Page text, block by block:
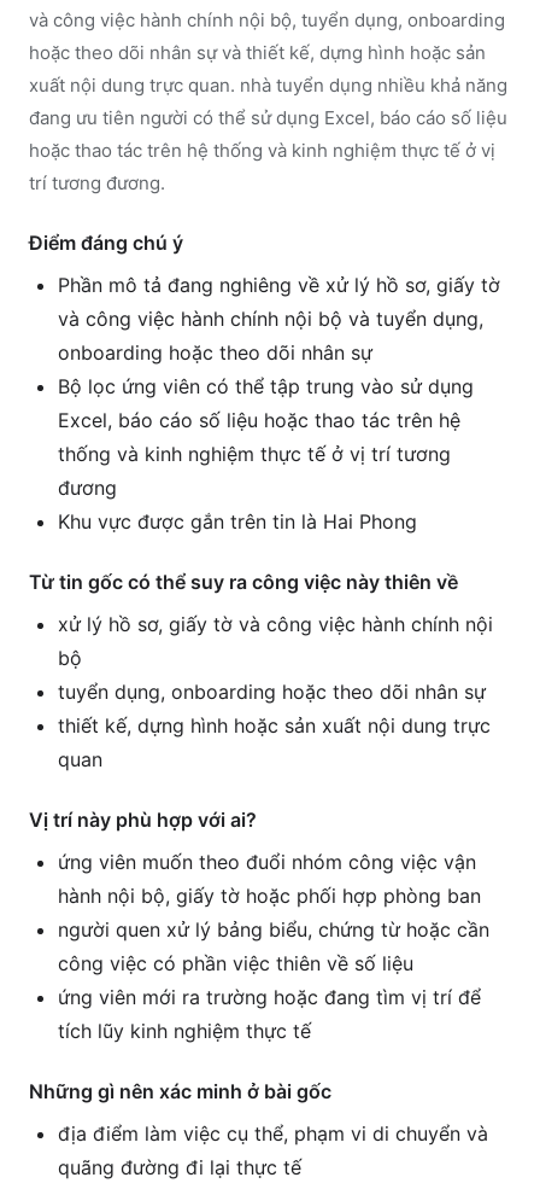
và công việc hành chính nội bộ, tuyển dụng, onboarding
hoặc theo dõi nhân sự và thiết kế, dựng hình hoặc sản
xuất nội dung trực quan. nhà tuyển dụng nhiều khả năng
đang ưu tiên người có thể sử dụng Excel, báo cáo số liệu
hoặc thao tác trên hệ thống và kinh nghiệm thực tế ở vị
trí tương đương.
Điểm đáng chú ý
Phần mô tả đang nghiêng về xử lý hồ sơ, giấy tờ
và công việc hành chính nội bộ và tuyển dụng,
onboarding hoặc theo dõi nhân sự
Bộ lọc ứng viên có thể tập trung vào sử dụng
Excel, báo cáo số liệu hoặc thao tác trên hệ
thống và kinh nghiệm thực tế ở vị trí tương
đương
Khu vực được gắn trên tin là Hai Phong
Từ tin gốc có thể suy ra công việc này thiên về
xử lý hồ sơ, giấy tờ và công việc hành chính nội
bộ
tuyển dụng, onboarding hoặc theo dõi nhân sự
thiết kế, dựng hình hoặc sản xuất nội dung trực
quan
Vị trí này phù hợp với ai?
ứng viên muốn theo đuổi nhóm công việc vận
hành nội bộ, giấy tờ hoặc phối hợp phòng ban
người quen xử lý bảng biểu, chứng từ hoặc cần
công việc có phần việc thiên về số liệu
ứng viên mới ra trường hoặc đang tìm vị trí để
tích lũy kinh nghiệm thực tế
Những gì nên xác minh ở bài gốc
địa điểm làm việc cụ thể, phạm vi di chuyển và
quãng đường đi lại thực tế